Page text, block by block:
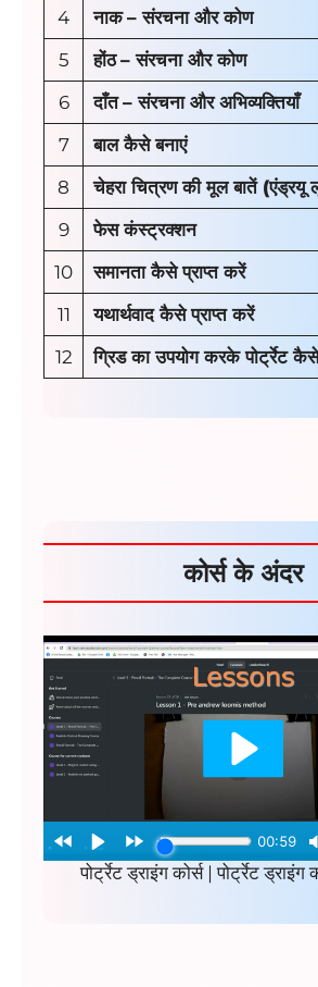
4 नाक –संरचना और कोण
5
होंठ –संरचना और कोण
6
दाँत – संरचना और अभिव्यक्तियाँ
7
बाल कैसे बनाएं
8
चेहरा चित्रण की मूल बातें
9
फेस कंस्ट्रक्शन
10
समानता कैसे प्राप्त करें
11
यथार्थवाद कैसे प्राप्त करें
12
ग्रिड का उपयोग करके पोर्ट्रेट
कोर्स के अंदर
पोर्ट्रेट ड्राइंग कोर्स | पोर्ट्रेट